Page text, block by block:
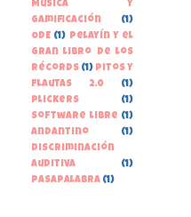
Música y
gamificación
(1)
ODE (1)
Pelayín y el
gran libro de los
récords (1) Pitos y
Flautas 2.0
(1)
Plickers
(1)
Software libre (1)
andantino
(1)
discriminación
auditiva
(1)
pasapalabra (1)